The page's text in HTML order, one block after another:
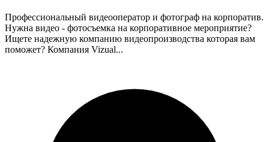
Профессиональный видеооператор и фотограф на корпоратив.
Нужна видео - фотосъемка на корпоративное мероприятие?
Ищете надежную компанию видеопроизводства которая вам
поможет? Компания Vizual...